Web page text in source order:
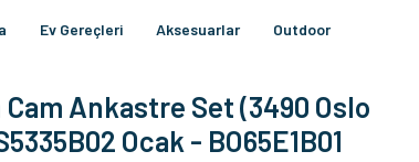
Ev Gereçleri Aksesuarlar Outdoor
Ankastre Set (3490 Oslo
Ocak - BO65E1B01